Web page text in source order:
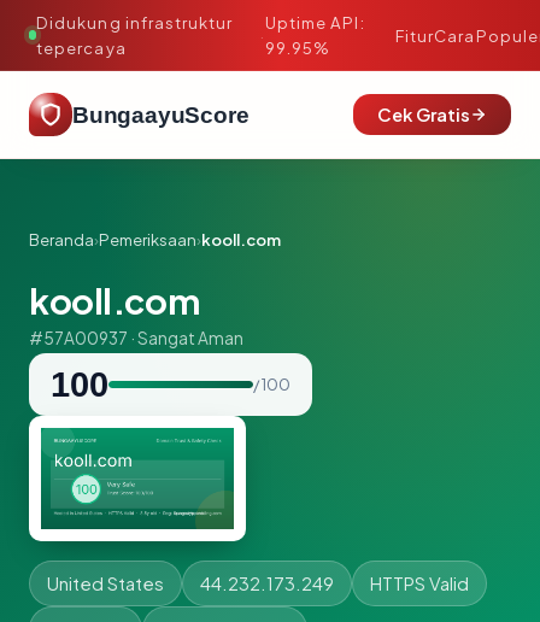
Didukung infrastruktur
tepercaya
·
Uptime API:
99.95%
FiturCara
BungaayuScore Cek Gratis
Beranda›Pemeriksaan›kooll.com
kooll.com
#57A00937 · Sangat Aman
100 / 100
United States 44.232.173.249 HTTPS Valid